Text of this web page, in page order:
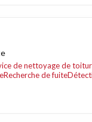
de nettoyage de
Recherche de fuite